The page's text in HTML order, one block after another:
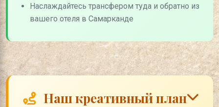
Наслаждайтесь трансфером туда и обратно из
вашего отеля в Самарканде
Наш креативный план